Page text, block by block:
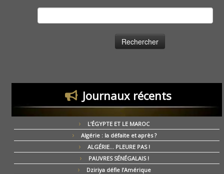
Journaux récents
L’ÉGYPTE ET LE MAROC
Algérie : la défaite et après ?
ALGÉRIE… PLEURE PAS !
PAUVRES SÉNÉGALAIS !
Dziriya défie l’Amérique